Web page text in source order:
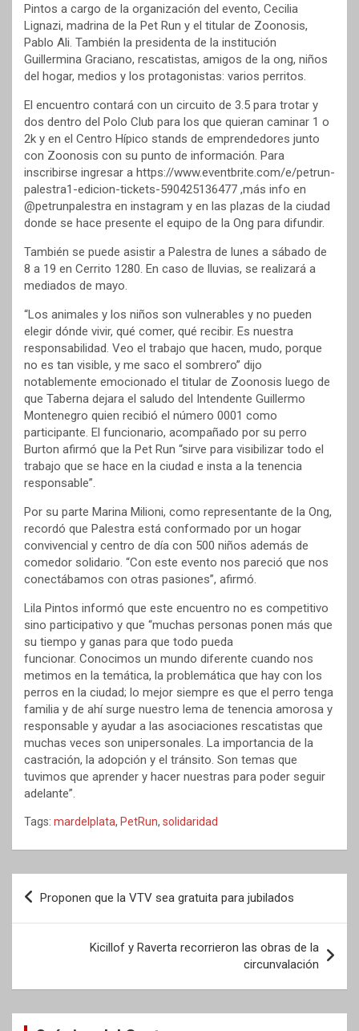
Pintos a cargo de la organización del evento, Cecilia
Lignazi, madrina de la Pet Run y el titular de Zoonosis,
Pablo Ali. También la presidenta de la institución
Guillermina Graciano, rescatistas, amigos de la ong, niños
del hogar, medios y los protagonistas: varios perritos.
El encuentro contará con un circuito de 3.5 para trotar y
dos dentro del Polo Club para los que quieran caminar 1 o
2k y en el Centro Hípico stands de emprendedores junto
con Zoonosis con su punto de información. Para
inscribirse ingresar a https://www.eventbrite.com/e/petrun-
palestra1-edicion-tickets-590425136477 ,más info en
@petrunpalestra en instagram y en las plazas de la ciudad
donde se hace presente el equipo de la Ong para difundir.
También se puede asistir a Palestra de lunes a sábado de
8 a 19 en Cerrito 1280. En caso de lluvias, se realizará a
mediados de mayo.
“Los animales y los niños son vulnerables y no pueden
elegir dónde vivir, qué comer, qué recibir. Es nuestra
responsabilidad. Veo el trabajo que hacen, mudo, porque
no es tan visible, y me saco el sombrero” dijo
notablemente emocionado el titular de Zoonosis luego de
que Taberna dejara el saludo del Intendente Guillermo
Montenegro quien recibió el número 0001 como
participante. El funcionario, acompañado por su perro
Burton afirmó que la Pet Run “sirve para visibilizar todo el
trabajo que se hace en la ciudad e insta a la tenencia
responsable”.
Por su parte Marina Milioni, como representante de la Ong,
recordó que Palestra está conformado por un hogar
convivencial y centro de día con 500 niños además de
comedor solidario. “Con este evento nos pareció que nos
conectábamos con otras pasiones”, afirmó.
Lila Pintos informó que este encuentro no es competitivo
sino participativo y que “muchas personas ponen más que
su tiempo y ganas para que todo pueda
funcionar. Conocimos un mundo diferente cuando nos
metimos en la temática, la problemática que hay con los
perros en la ciudad; lo mejor siempre es que el perro tenga
familia y de ahí surge nuestro lema de tenencia amorosa y
responsable y ayudar a las asociaciones rescatistas que
muchas veces son unipersonales. La importancia de la
castración, la adopción y el tránsito. Son temas que
tuvimos que aprender y hacer nuestras para poder seguir
adelante”.
Tags: mardelplata, PetRun, solidaridad
Navegación
de
Proponen que la VTV sea gratuita para jubilados
Kicillof y Raverta recorrieron las obras de la
circunvalación